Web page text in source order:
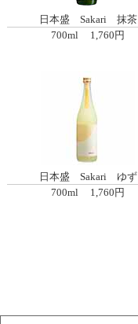
日本盛 Sakari 抹茶
700ml
1,760円
日本盛 Sakari ゆず
700ml
1,760円